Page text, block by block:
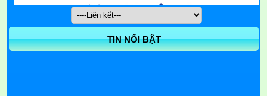
TIN NỔI BẬT